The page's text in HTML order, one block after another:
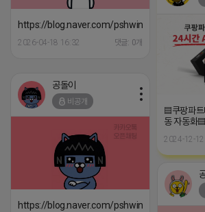
https://blog.naver.com/pshwin2/
2026-04-18 16:32 댓글: 0개
▤쿠팡파트
동 자동화▤
2024-12-
공돌이
비공개
https://blog.naver.com/pshwin2/